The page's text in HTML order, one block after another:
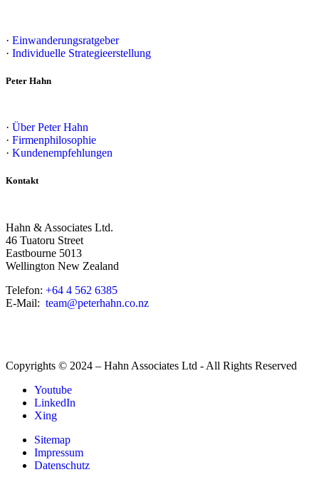
· Einwanderungsratgeber
· Individuelle Strategieerstellung
Peter Hahn
· Über Peter Hahn
· Firmenphilosophie
· Kundenempfehlungen
Kontakt
Hahn & Associates Ltd.
46 Tuatoru Street
Eastbourne 5013
Wellington New Zealand
Telefon: +64 4 562 6385
E-Mail: team@peterhahn.co.nz
Copyrights © 2024 – Hahn Associates Ltd - All Rights Reserved
Youtube
LinkedIn
Xing
Sitemap
Impressum
Datenschutz